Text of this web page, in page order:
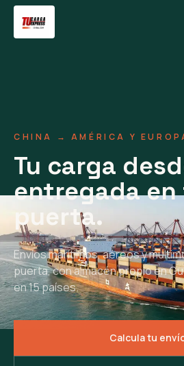
CHINA → AMÉRICA Y
Tu carga
entregada
puerta.
Envíos marítimos, aéreos y
puerta, con almacén propio en
en 15 países.
Calcula tu